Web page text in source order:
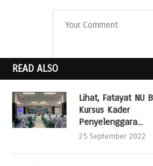
Save my name, email,
READ ALSO
Lihat, Fatayat NU
Kursus Kader
Penyelenggara...
25 September 2022